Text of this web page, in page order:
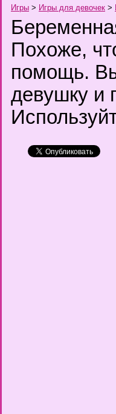
Игры > Игры для девочек >
Похоже,
помощь.
девушку и